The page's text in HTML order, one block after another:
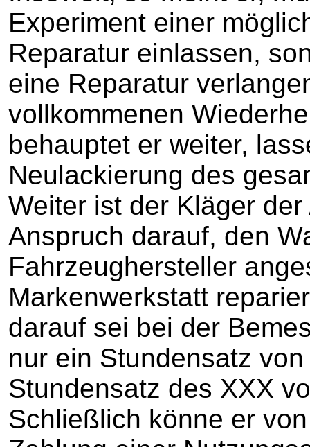
Experiment einer
Reparatur einlassen,
eine Reparatur
vollkommenen
behauptet er weiter,
Neulackierung des
Weiter ist der Kläger
Anspruch darauf, den
Fahrzeughersteller
Markenwerkstatt
darauf sei bei der
nur ein Stundensatz
Stundensatz des XXX
Schließlich könne er